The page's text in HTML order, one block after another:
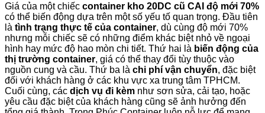
Giá của một chiếc container kho 20DC cũ CAI độ mới 70%
có thể biến động dựa trên một số yếu tố quan trọng. Đầu tiên
là tình trạng thực tế của container, dù cùng độ mới 70%
nhưng mỗi chiếc sẽ có những điểm khác biệt nhỏ về ngoại
hình hay mức độ hao mòn chi tiết. Thứ hai là biến động của
thị trường container, giá có thể thay đổi tùy thuộc vào
nguồn cung và cầu. Thứ ba là chi phí vận chuyển, đặc biệt
đối với khách hàng ở các khu vực xa trung tâm TPHCM.
Cuối cùng, các dịch vụ đi kèm như sơn sửa, cải tạo, hoặc
yêu cầu đặc biệt của khách hàng cũng sẽ ảnh hưởng đến